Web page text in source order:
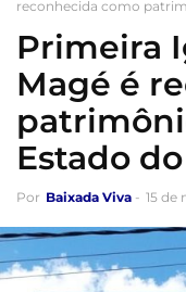
reconhecida como
Primeira
Magé é
Estado
Por Baixada Viva - 15 de